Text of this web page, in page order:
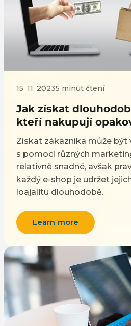
15. 11. 20235 minut čtení
Jak získat
kteří nakupují
Získat zákazníka může být
s pomocí různých
relativně snadné, avšak
každý e-shop je udržet
loajalitu dlouhodobě.
Learn more